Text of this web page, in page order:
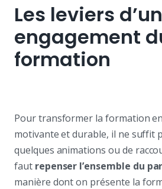
Les leviers d’un
engagement
formation
Pour transformer la formation
motivante et durable, il ne suffit
quelques animations ou de
faut repenser l’ensemble du
manière dont on présente la